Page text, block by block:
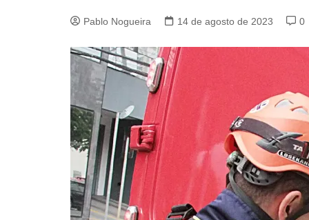
Pablo Nogueira 14 de agosto de 2023 0